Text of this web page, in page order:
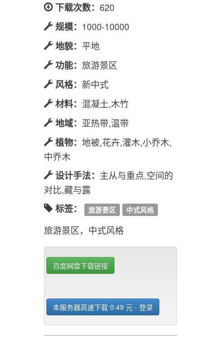
下载次数： 620
规模： 1000-10000
地貌： 平地
功能： 旅游景区
风格： 新中式
材料： 混凝土,木竹
地域： 亚热带,温带
植物： 地被,花卉,灌木,小乔木,
中乔木
设计手法： 主从与重点,空间的
对比,藏与露
标签：
旅游景区 中式风格
旅游景区，中式风格
百度网盘下载链接
本服务器高速下载 0.49 元 - 登录